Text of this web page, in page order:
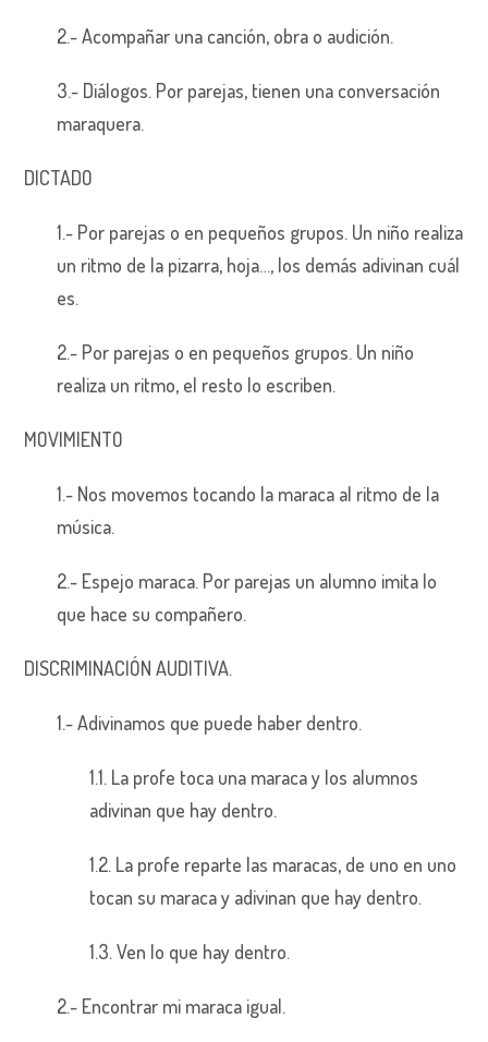
2.- Acompañar una canción, obra o audición.
3.- Diálogos. Por parejas, tienen una conversación
maraquera.
DICTADO
1.- Por parejas o en pequeños grupos. Un niño realiza
un ritmo de la pizarra, hoja…, los demás adivinan cuál
es.
2.- Por parejas o en pequeños grupos. Un niño
realiza un ritmo, el resto lo escriben.
MOVIMIENTO
1.- Nos movemos tocando la maraca al ritmo de la
música.
2.- Espejo maraca. Por parejas un alumno imita lo
que hace su compañero.
DISCRIMINACIÓN AUDITIVA.
1.- Adivinamos que puede haber dentro.
1.1. La profe toca una maraca y los alumnos
adivinan que hay dentro.
1.2. La profe reparte las maracas, de uno en uno
tocan su maraca y adivinan que hay dentro.
1.3. Ven lo que hay dentro.
2.- Encontrar mi maraca igual.